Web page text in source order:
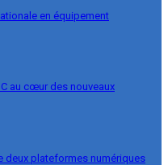
en équipement
au cœur des nouveaux
deux plateformes numériques